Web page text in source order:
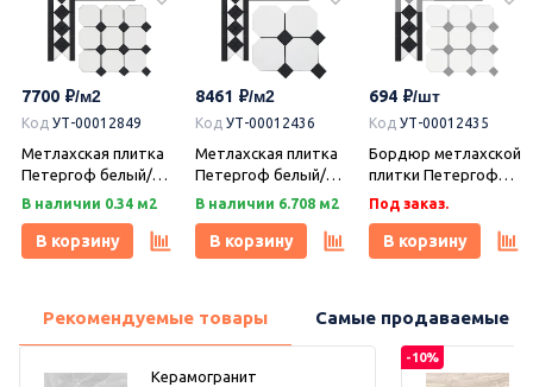
7700
Код УТ-00012849
Метлахская плитка
Петергоф белый/
черный (001/013)
(Керамарк)
В наличии 0.34 м2
В корзину
8461
Код УТ-00012436
Метлахская плитка
Петергоф белый/
черный (001/013)
(Керамарк)
В наличии 6.708 м2
В корзину
694
Код УТ-00012435
Бордюр метлахской
плитки Петергоф
белый/черный
(001/013) 30,9х15,8,
Keramark (Керамарк)
Под заказ.
В корзину
Рекомендуемые товары Самые продаваемые
Керамогранит
-10%